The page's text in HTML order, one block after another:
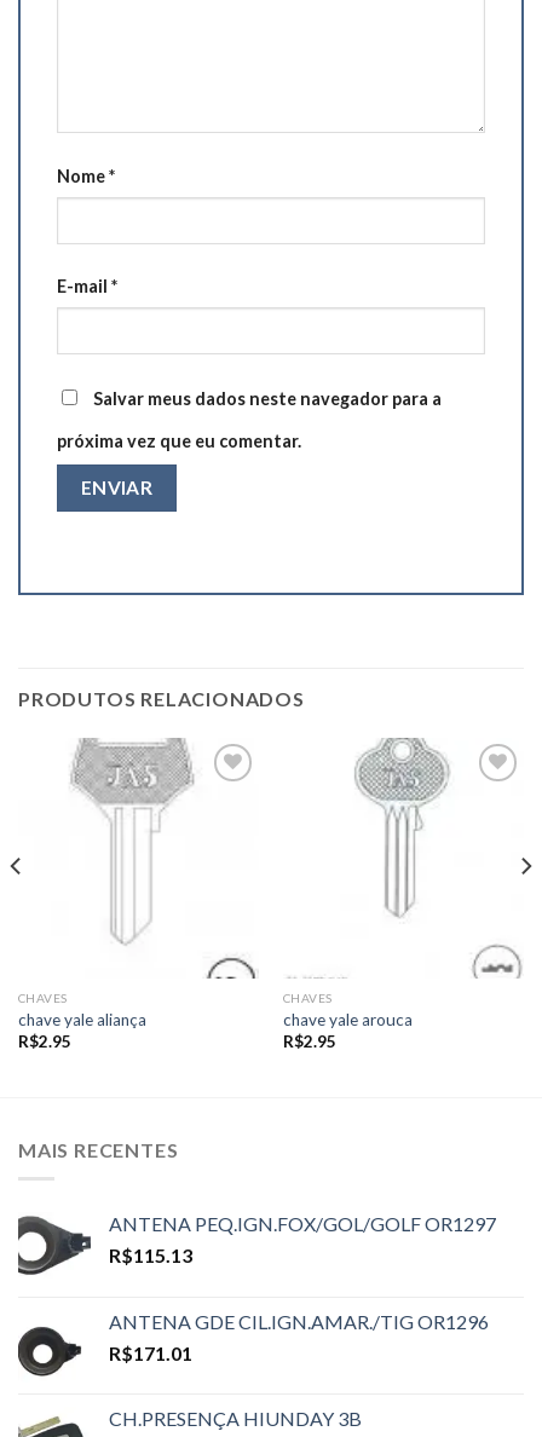
Nome*
E-mail *
Salvar meus dados neste navegador para a
próxima vez que eu comentar.
PRODUTOS RELACIONADOS
CHAVES
chave yale aliança
R$2.95
CHAVES
chave yale arouca
R$2.95
MAIS RECENTES
ANTENA PEQ.IGN.FOX/GOL/GOLF OR1297
R$115.13
ANTENA GDE CIL.IGN.AMAR./TIG OR1296
R$171.01
CH.PRESENÇA HIUNDAY 3B